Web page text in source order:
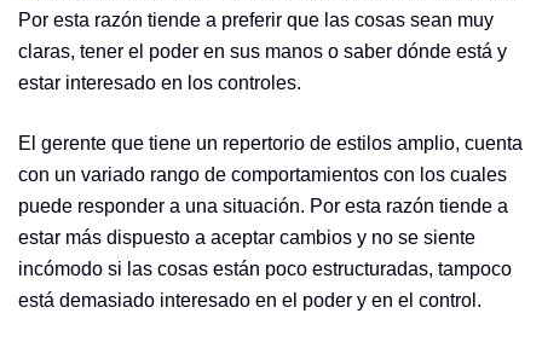
Por esta razón tiende a preferir que las cosas sean muy
claras, tener el poder en sus manos o saber dónde está y
estar interesado en los controles.
El gerente que tiene un repertorio de estilos amplio, cuenta
con un variado rango de comportamientos con los cuales
puede responder a una situación. Por esta razón tiende a
estar más dispuesto a aceptar cambios y no se siente
incómodo si las cosas están poco estructuradas, tampoco
está demasiado interesado en el poder y en el control.